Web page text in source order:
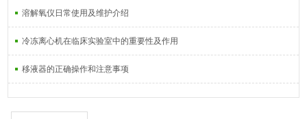
溶解氧仪日常使用及维护介绍
冷冻离心机在临床实验室中的重要性及作用
移液器的正确操作和注意事项